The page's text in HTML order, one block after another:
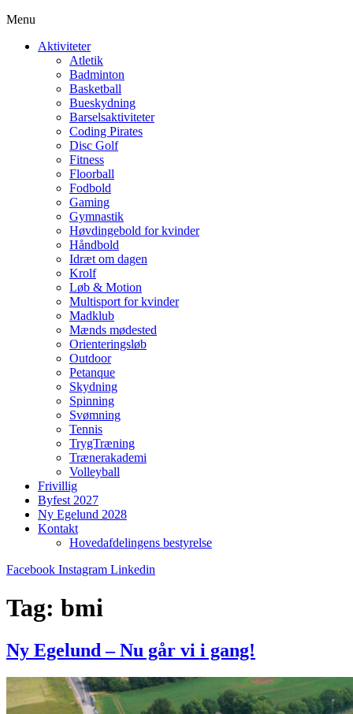
Menu
Aktiviteter
Atletik
Badminton
Basketball
Bueskydning
Barselsaktiviteter
Coding Pirates
Disc Golf
Fitness
Floorball
Fodbold
Gaming
Gymnastik
Høvdingebold for kvinder
Håndbold
Idræt om dagen
Krolf
Løb & Motion
Multisport for kvinder
Madklub
Mænds mødested
Orienteringsløb
Outdoor
Petanque
Skydning
Spinning
Svømning
Tennis
TrygTræning
Trænerakademi
Volleyball
Frivillig
Byfest 2027
Ny Egelund 2028
Kontakt
Hovedafdelingens bestyrelse
Facebook Instagram Linkedin
Tag: bmi
Ny Egelund – Nu går vi i gang!